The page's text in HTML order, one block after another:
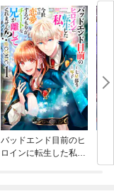
バッドエンド目前のヒ
ロインに転生した私、